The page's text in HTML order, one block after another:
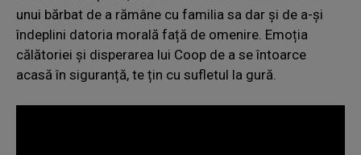
unui bărbat de a rămâne cu familia sa dar și de a-și
îndeplini datoria morală față de omenire. Emoția
călătoriei și disperarea lui Coop de a se întoarce
acasă în siguranță, te țin cu sufletul la gură.